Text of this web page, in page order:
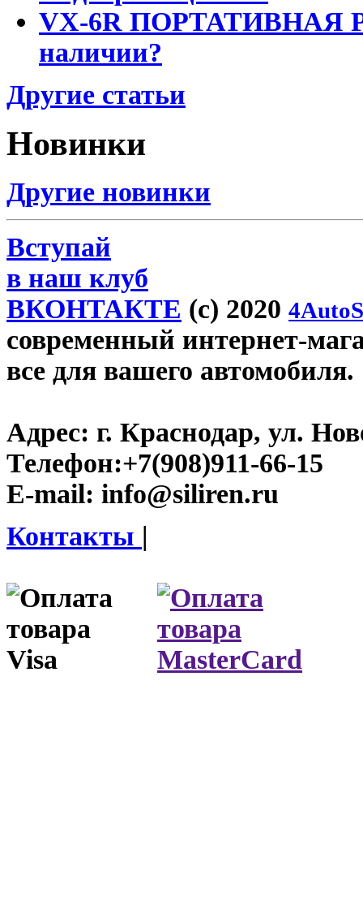
VX-6R ПОРТАТИВНАЯ
наличии?
Другие статьи
Новинки
Другие новинки
Вступай
в наш клуб
ВКОНТАКТЕ (c) 2020
современный интернет-
все для вашего автомобиля.
Адрес: г. Краснодар, ул.
Телефон:+7(908)911-66-15
E-mail: info@siliren.ru
Контакты |